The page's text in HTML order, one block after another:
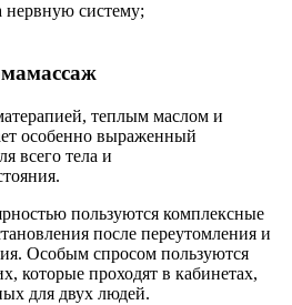
нервную систему;
теплым маслом и
особенно выраженный
всего тела и
пользуются комплексные
после переутомления и
Особым спросом пользуются
которые проходят в кабинетах,
для двух людей.